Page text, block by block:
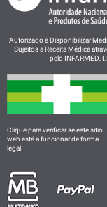
Autorizado a Disponibilizar
Sujeitos a Receita Médica
pelo INFARMED,
Clique para verificar se este sitio
web está a funcionar de forma
legal.